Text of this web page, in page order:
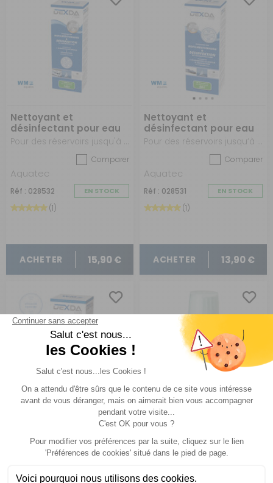
Nettoyant et
désinfectant pour eau
claire DEXDA Clean
Comparer
Aquatec
Réf : 028532 EN STOCK
(1)
ACHETER 15,90 €
Nettoyant et
désinfectant pour eau
claire DEXDA Clean
Comparer
Aquatec
Réf : 028531 EN STOCK
(1)
ACHETER 13,90 €
désinfectant pour eau
claire DEXDA Clean
Pour des réservoirs jusqu'à 500 litres.
Comparer
Micropur Forte
en flacon
Comparer